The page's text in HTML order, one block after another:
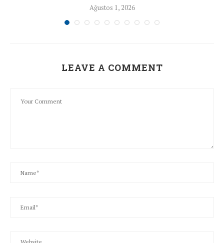
Ağustos 1, 2026
LEAVE A COMMENT